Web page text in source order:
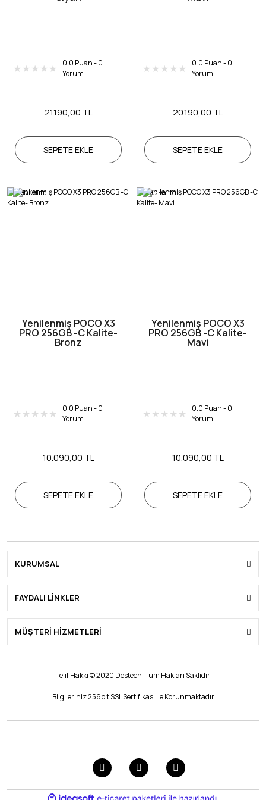
0.0 Puan - 0
Yorum
21.190,00 TL
SEPETE EKLE
0.0 Puan - 0
Yorum
20.190,00 TL
SEPETE EKLE
Yenilenmiş POCO X3
PRO 256GB -C Kalite-
Bronz
0.0 Puan - 0
Yorum
10.090,00 TL
SEPETE EKLE
Yenilenmiş POCO X3
PRO 256GB -C Kalite-
Mavi
0.0 Puan - 0
Yorum
10.090,00 TL
SEPETE EKLE
KURUMSAL
FAYDALI LİNKLER
MÜŞTERİ HİZMETLERİ
Telif Hakkı © 2020 Destech. Tüm Hakları Saklıdır
Bilgileriniz 256bit SSL Sertifikası ile Korunmaktadır